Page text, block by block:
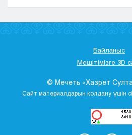
Байланыс
Мешітімізге 3D
© Мечеть «Хазрет
Сайт материалдарын қолдану үшін